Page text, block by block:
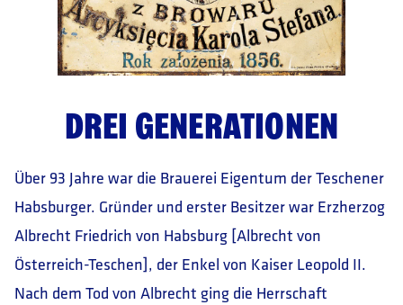
DREI GENERATIONEN
Über 93 Jahre war die Brauerei Eigentum der Teschener
Habsburger. Gründer und erster Besitzer war Erzherzog
Albrecht Friedrich von Habsburg [Albrecht von
Österreich-Teschen], der Enkel von Kaiser Leopold II.
Nach dem Tod von Albrecht ging die Herrschaft